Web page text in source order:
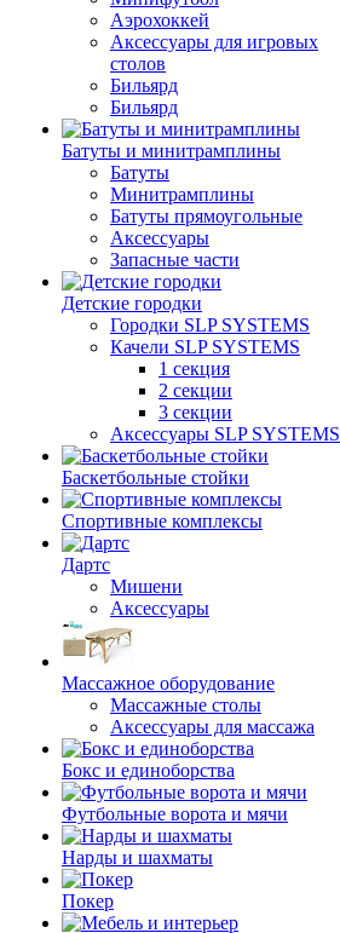
Аэрохоккей
Аксессуары для игровых
столов
Бильяpд
Бильяpд
Батуты и минитрамплины
Батуты
Минитрамплины
Батуты прямоугольные
Аксессуары
Запасные части
Детские городки
Городки SLP SYSTEMS
Качели SLP SYSTEMS
1 секция
2 секции
3 секции
Аксессуары SLP SYSTEMS
Баскетбольные стойки
Спортивные комплексы
Дартс
Мишени
Аксессуары
Массажное оборудование
Массажные столы
Аксессуары для массажа
Бокс и единоборства
Футбольные ворота и мячи
Нарды и шахматы
Покер